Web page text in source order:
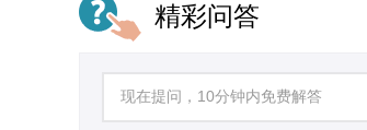
精彩问答